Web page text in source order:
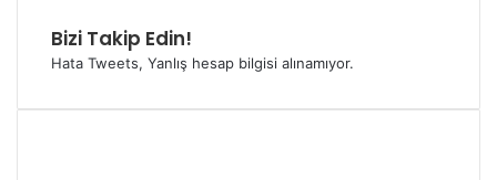
Bizi Takip Edin!
Hata Tweets, Yanlış hesap bilgisi alınamıyor.